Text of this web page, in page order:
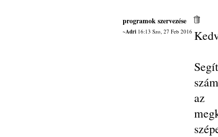
programok szervezése
~Adri16:13 Szo, 27 Feb 2016
az